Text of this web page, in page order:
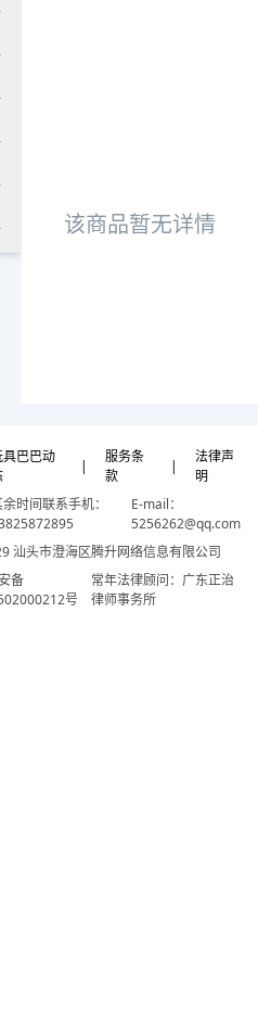
该商品暂无详情
具巴巴动
|
服务条
款
|
法律声
明
时间联系手机：
E-mail：
5256262@qq.com
汕头市澄海区腾升网络信息有限公司
备
号
常年法律顾问：广东正治
律师事务所